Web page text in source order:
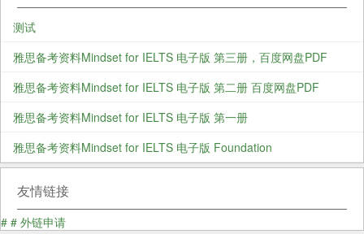
测试
雅思备考资料Mindset for IELTS 电子版 第三册，百度网盘PDF
雅思备考资料Mindset for IELTS 电子版 第二册 百度网盘PDF
雅思备考资料Mindset for IELTS 电子版 第一册
雅思备考资料Mindset for IELTS 电子版 Foundation
友情链接
# # 外链申请